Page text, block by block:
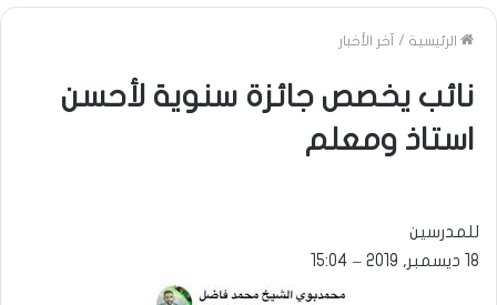
الرئيسية / آخر الأخبار
نائب يخصص جائزة سنوية لأحسن
استاذ ومعلم
للمدرسين
18 ديسمبر, 2019 – 15:04